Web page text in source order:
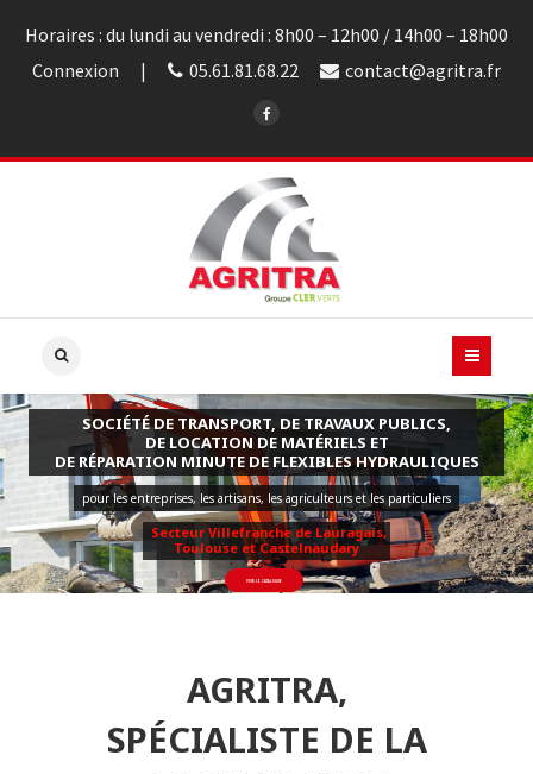
Horaires : du lundi au vendredi : 8h00 – 12h00 / 14h00 – 18h00
Connexion
05.61.81.68.22 contact@agritra.fr
LOCATION DE MATÉRIEL, ENGINS ET
POUR PARTICULIERS ET
AGRITRA,
SPÉCIALISTE DE LA